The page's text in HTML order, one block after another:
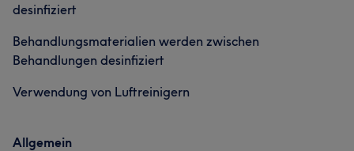
desinfiziert
Behandlungsmaterialien werden zwischen
Behandlungen desinfiziert
Verwendung von Luftreinigern
Allgemein